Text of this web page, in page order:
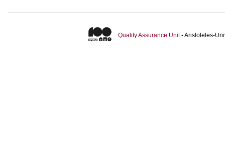
Quality Assurance Unit- Aristoteles-